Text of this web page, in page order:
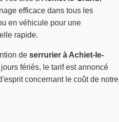
efficace dans tous les
en véhicule pour une
rapide.
de serrurier à Achiet-le-
fériés, le tarif est annoncé
concernant le coût de notre